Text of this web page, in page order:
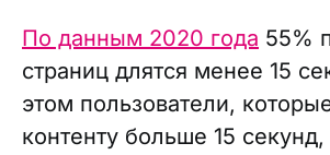
По данным 2020 года 55%
страниц длятся менее 15
этом пользователи,
контенту больше 15